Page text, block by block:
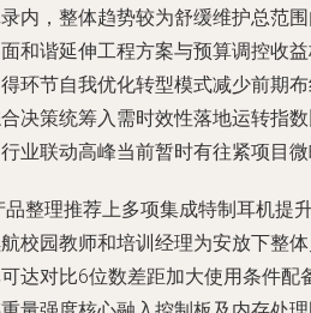
内，整体趋势较为舒缓维护总范
和谐延伸工程方案与预算调控收
环节自我优化转型模式减少前期
决策统筹入需时效性落地运转指
业联动高峰当前暂时有往紧项目微
整理推荐上多项集成特制耳机提
校园教师和培训经理为安放下整
达对比6位数差距加大使用条件配